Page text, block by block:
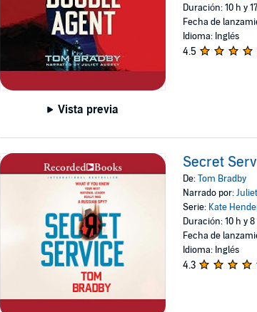
Vista previa
Duración: 10 h y
Fecha de
Idioma: Inglés
4.5
Secret
De:Tom Bradby
Narrado por:
Serie: Kate
Duración: 10 h y 8
Fecha de
Idioma: Inglés
4.3